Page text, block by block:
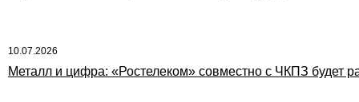
10.07.2026
Металл и цифра: «Ростелеком» совместно с ЧКПЗ будет